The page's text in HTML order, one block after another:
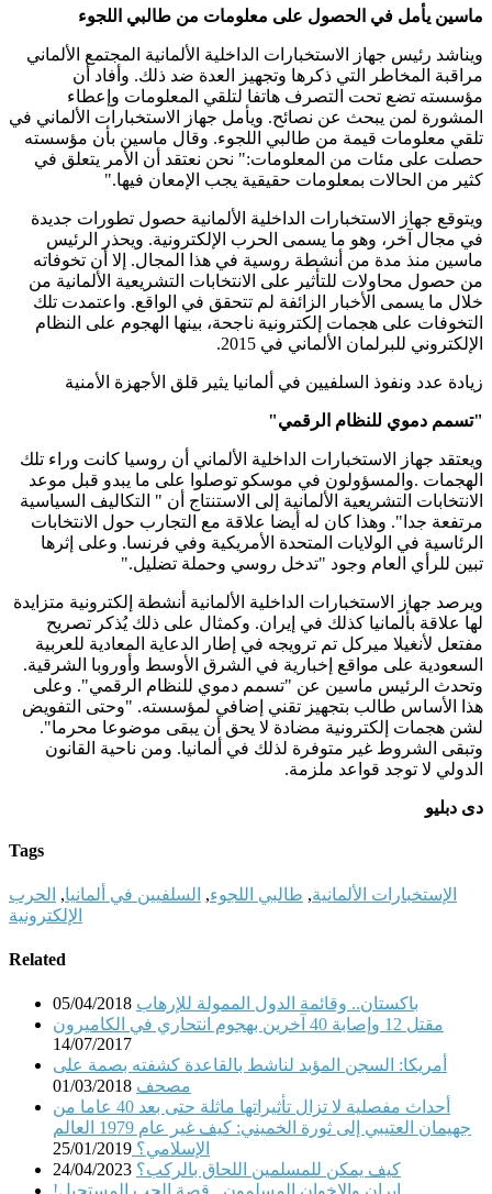
ماسين يأمل في الحصول على معلومات من طالبي اللجوء
ويناشد رئيس جهاز الاستخبارات الداخلية الألمانية المجتمع الألماني
مراقبة المخاطر التي ذكرها وتجهيز العدة ضد ذلك. وأفاد أن
مؤسسته تضع تحت التصرف هاتفا لتلقي المعلومات وإعطاء
المشورة لمن يبحث عن نصائح. ويأمل جهاز الاستخبارات الألماني في
تلقي معلومات قيمة من طالبي اللجوء. وقال ماسين بأن مؤسسته
حصلت على مئات من المعلومات:" نحن نعتقد أن الأمر يتعلق في
كثير من الحالات بمعلومات حقيقية يجب الإمعان فيها".
ويتوقع جهاز الاستخبارات الداخلية الألمانية حصول تطورات جديدة
في مجال آخر، وهو ما يسمى الحرب الإلكترونية. ويحذر الرئيس
ماسين منذ مدة من أنشطة روسية في هذا المجال. إلا أن تخوفاته
من حصول محاولات للتأثير على الانتخابات التشريعية الألمانية من
خلال ما يسمى الأخبار الزائفة لم تتحقق في الواقع. واعتمدت تلك
التخوفات على هجمات إلكترونية ناجحة، بينها الهجوم على النظام
الإلكتروني للبرلمان الألماني في 2015
.
زيادة عدد ونفوذ السلفيين في ألمانيا يثير قلق الأجهزة الأمنية
"تسمم دموي للنظام الرقمي"
ويعتقد جهاز الاستخبارات الداخلية الألماني أن روسيا كانت وراء تلك
الهجمات .والمسؤولون في موسكو توصلوا على ما يبدو قبل موعد
الانتخابات التشريعية الألمانية إلى الاستنتاج أن " التكاليف السياسية
مرتفعة جدا". وهذا كان له أيضا علاقة مع التجارب حول الانتخابات
الرئاسية في الولايات المتحدة الأمريكية وفي فرنسا. وعلى إثرها
تبين للرأي العام وجود "تدخل روسي وحملة تضليل".
ويرصد جهاز الاستخبارات الداخلية الألمانية أنشطة إلكترونية متزايدة
لها علاقة بألمانيا كذلك في إيران. وكمثال على ذلك يُذكر تصريح
مفتعل لأنغيلا ميركل تم ترويجه في إطار الدعاية المعادية للعربية
السعودية على مواقع إخبارية في الشرق الأوسط وأوروبا الشرقية.
وتحدث الرئيس ماسين عن "تسمم دموي للنظام الرقمي". وعلى
هذا الأساس طالب بتجهيز تقني إضافي لمؤسسته. "وحتى التفويض
لشن هجمات إلكترونية مضادة لا يحق أن يبقى موضوعا محرما".
وتبقى الشروط غير متوفرة لذلك في ألمانيا. ومن ناحية القانون
الدولي لا توجد قواعد ملزمة.
دى دبليو
Tags
الإستخبارات الألمانية, طالبي اللجوء, السلفيين في ألمانيا, الحرب
الإلكترونية
Related
باكستان.. وقائمة الدول الممولة للإرهاب
مقتل 12 وإصابة 40 آخرين بهجوم انتحاري في الكاميرون
14/07/2017
أمريكا: السجن المؤبد لناشط بالقاعدة كشفته بصمة على
مصحف
أحداث مفصلية لا تزال تأثيراتها ماثلة حتى بعد 40 عاما من
جهيمان العتيبي إلى ثورة الخميني: كيف غير عام 1979 العالم
الإسلامي؟ 25/01/2019
كيف يمكن للمسلمين اللحاق بالركب؟
إيران والإخوان المسلمون.. قصة الحب المستحيل!